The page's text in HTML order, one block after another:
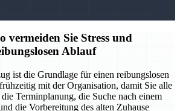
vermeiden Sie Stress und
Ablauf
ist die Grundlage für einen reibungslosen
mit der Organisation, damit Sie alle
Terminplanung, die Suche nach einem
die Vorbereitung des alten Zuhause